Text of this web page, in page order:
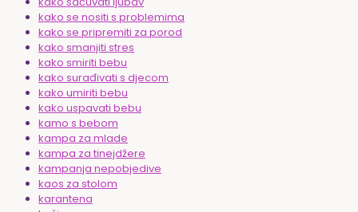
kako se nositi s problemima
kako se pripremiti za porod
kako smanjiti stres
kako smiriti bebu
kako surađivati s djecom
kako umiriti bebu
kako uspavati bebu
kamo s bebom
kampa za mlade
kampa za tinejdžere
kampanja nepobjedive
kaos za stolom
karantena